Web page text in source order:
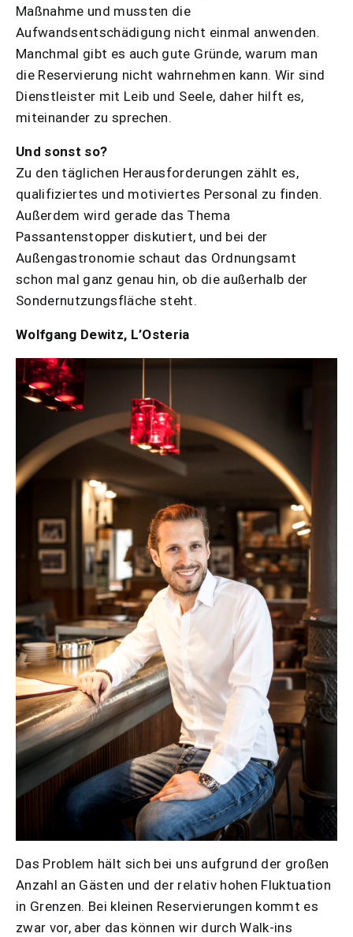
Maßnahme und mussten die
Aufwandsentschädigung nicht einmal anwenden.
Manchmal gibt es auch gute Gründe, warum man
die Reservierung nicht wahrnehmen kann. Wir sind
Dienstleister mit Leib und Seele, daher hilft es,
miteinander zu sprechen.
Und sonst so?
Zu den täglichen Herausforderungen zählt es,
qualifiziertes und motiviertes Personal zu finden.
Außerdem wird gerade das Thema
Passantenstopper diskutiert, und bei der
Außengastronomie schaut das Ordnungsamt
schon mal ganz genau hin, ob die außerhalb der
Sondernutzungsfläche steht.
Wolfgang Dewitz, L’Osteria
Das Problem hält sich bei uns aufgrund der großen
Anzahl an Gästen und der relativ hohen Fluktuation
in Grenzen. Bei kleinen Reservierungen kommt es
zwar vor, aber das können wir durch Walk-ins